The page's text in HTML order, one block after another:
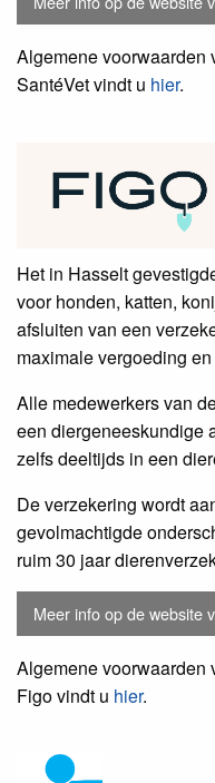
Algemene voorwaarden
SantéVet vindt u hier.
Het in Hasselt
voor honden, katten,
afsluiten van een
maximale vergoeding
Alle medewerkers van
een diergeneeskundige
zelfs deeltijds in een
De verzekering wordt
gevolmachtigde
ruim 30 jaar
Meer info op de website
Algemene voorwaarden
Figo vindt u hier.